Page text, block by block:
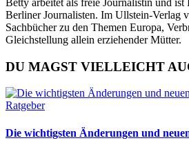
Betty arbeitet als freie Journalistin und ist
Berliner Journalisten. Im Ullstein-Verlag
Sachbücher zu den Themen Europa,
Gleichstellung allein erziehender Mütter.
DU MAGST VIELLEICHT
Ratgeber
Die wichtigsten Änderungen und